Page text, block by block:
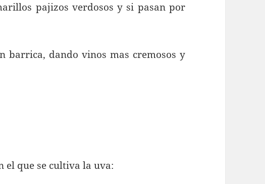
pajizos verdosos y si pasan por
barrica, dando vinos mas cremosos y
el que se cultiva la uva: